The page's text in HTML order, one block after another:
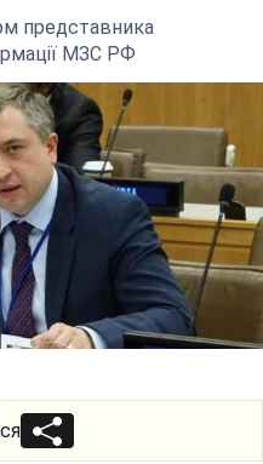
представника
МЗС РФ